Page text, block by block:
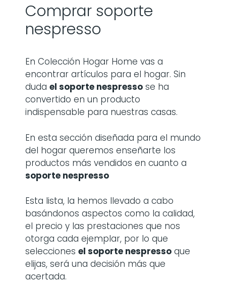
Comprar soporte
nespresso
En Colección Hogar Home vas a
encontrar artículos para el hogar. Sin
duda el soporte nespresso se ha
convertido en un producto
indispensable para nuestras casas.
En esta sección diseñada para el mundo
del hogar queremos enseñarte los
productos más vendidos en cuanto a
soporte nespresso
Esta lista, la hemos llevado a cabo
basándonos aspectos como la calidad,
el precio y las prestaciones que nos
otorga cada ejemplar, por lo que
selecciones el soporte nespresso que
elijas, será una decisión más que
acertada.